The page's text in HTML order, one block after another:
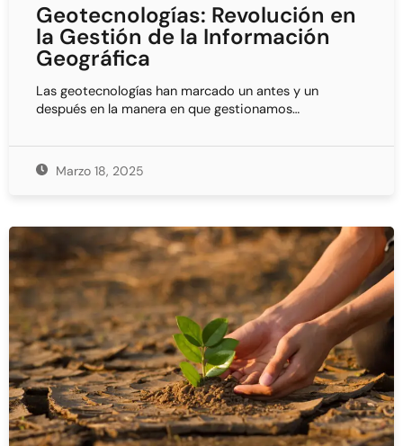
Geotecnologías: Revolución en
la Gestión de la Información
Geográfica
Las geotecnologías han marcado un antes y un
después en la manera en que gestionamos…
Marzo 18, 2025